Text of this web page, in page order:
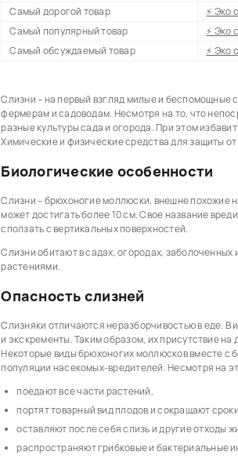
Самый дорогой товар
⚡ Эко
Самый популярный товар
⚡ Эко
Самый обсуждаемый товар
⚡ Эко
Слизни – на первый взгляд милые и беспомощные
фермерам и садоводам. Несмотря на то, что
разные культуры сада и огорода. При этом
Химические и физические средства для защиты
Биологические особенности
Слизни – брюхоногие моллюски, внешне похожие
может достигать более 10 см. Свое название
сползать с вертикальных поверхностей.
Слизни обитают в садах, огородах,
растениями.
Опасность слизней
Слизняки отличаются неразборчивостью в еде. В
и экскременты. Таким образом, их присутствие
Некоторые виды брюхоногих моллюсков вместе с
популяции насекомых-вредителей. Несмотря на
поедают все части растений,
портят товарный вид плодов и сокращают
оставляют после себя слизь и другие отходы
распространяют грибковые и бактериальные